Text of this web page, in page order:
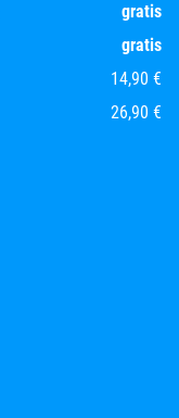
gratis
gratis
14,90 €
26,90 €